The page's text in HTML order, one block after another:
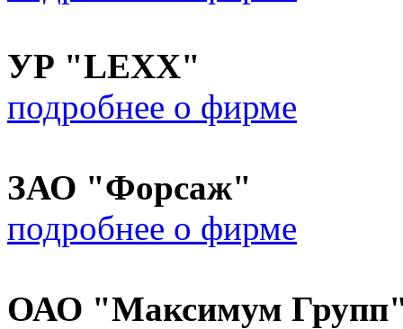
УР "LEXX"
подробнее о фирме
ЗАО "Форсаж"
подробнее о фирме
ОАО "Максимум